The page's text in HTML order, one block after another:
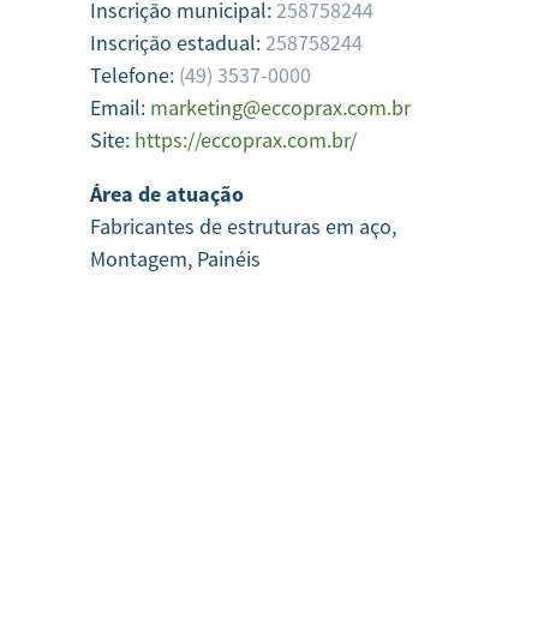
Inscrição municipal:258758244
Inscrição estadual:258758244
Telefone: (49) 3537-0000
Email: marketing@eccoprax.com.br
Site: https://eccoprax.com.br/
Área de atuação
Fabricantes de estruturas em aço,
Montagem, Painéis